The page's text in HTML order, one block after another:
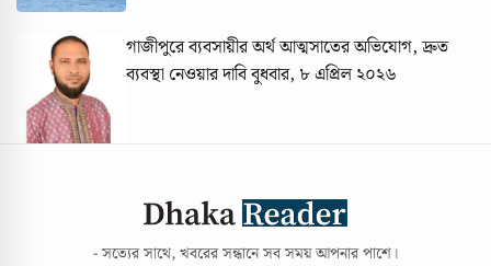
গাজীপুরে ব্যবসায়ীর অর্থ আত্মসাতের অভিযোগ, দ্রুত
ব্যবস্থা নেওয়ার দাবিবুধবার, ৮ এপ্রিল ২০২৬
- সত্যের সাথে, খবরের সন্ধানে সব সময় আপনার পাশে।